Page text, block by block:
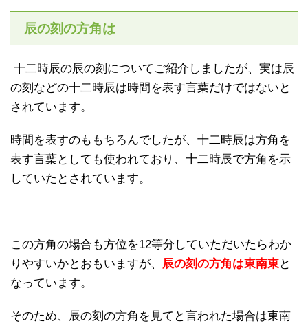
辰の刻の方角は
十二時辰の辰の刻についてご紹介しましたが、実は辰
の刻などの十二時辰は時間を表す言葉だけではないと
されています。
時間を表すのももちろんでしたが、十二時辰は方角を
表す言葉としても使われており、十二時辰で方角を示
していたとされています。
この方角の場合も方位を12等分していただいたらわか
りやすいかとおもいますが、 辰の刻の方角は東南東と
なっています。
そのため、辰の刻の方角を見てと言われた場合は東南